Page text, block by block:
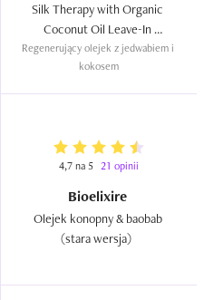
Silk Therapy with Organic
Coconut Oil Leave-In
Treatment For Hair & Skin
Regenerujący olejek z jedwabiem i
kokosem
4,7 na 5 21 opinii
Bioelixire
Olejek konopny & baobab